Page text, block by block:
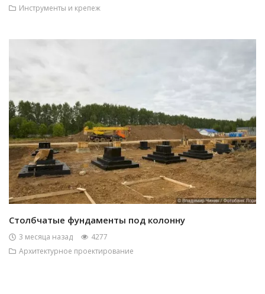
Инструменты и крепеж
Столбчатые фундаменты под колонну
3 месяца назад
4277
Архитектурное проектирование